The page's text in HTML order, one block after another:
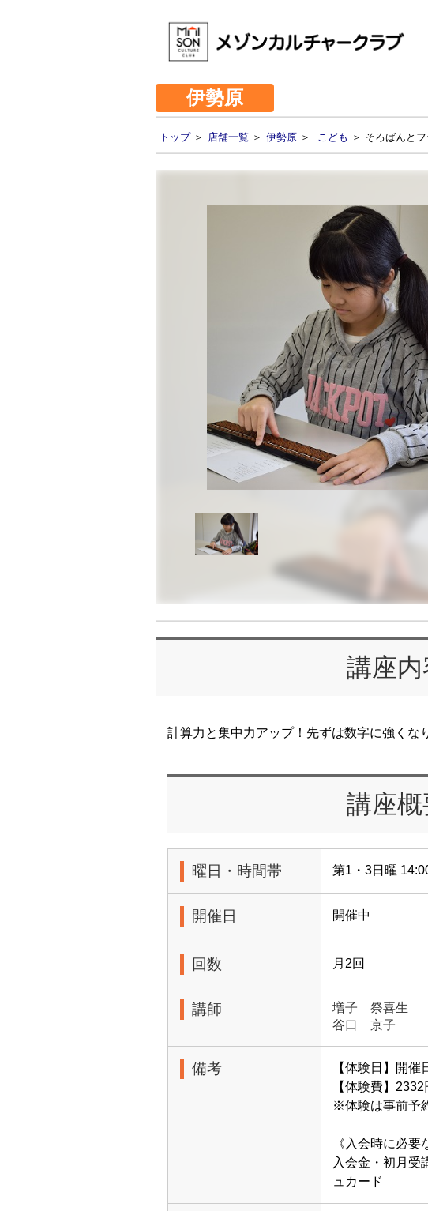
伊勢原
トップ＞ 店舗一覧 ＞ 伊勢原 ＞ こども ＞ そろばんと
講座内
計算力と集中力アップ！先ずは数字に強くな
講座概
曜日・時間帯 第1・3日曜
開催日 開催中
回数 月2回
講師
増子 祭喜生
谷口 京子
備考
【体験日】開
【体験費】2332
※体験は事前予
《入会時に必要
入会金・初月受
ュカード